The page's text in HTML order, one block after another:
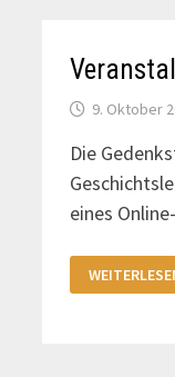
9. Oktober
Die
eines
ONLINE-